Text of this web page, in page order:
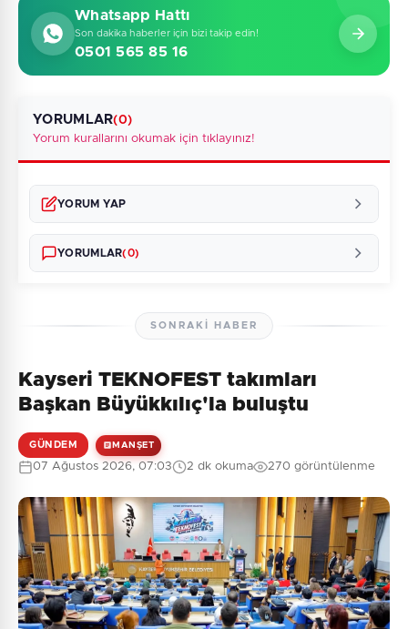
Whatsapp Hattı
Son dakika haberler için bizi takip edin!
0501 565 85 16
YORUMLAR(0)
Yorum kurallarını okumak için tıklayınız!
YORUM YAP
Güvenlik Sorusu:
3 + 2 = ?
Gönder
YORUMLAR(0)
Henüz yorum yapılmamış. İlk yorumu siz yapın!
SONRAKI HABER
Kayseri TEKNOFEST takımları
Başkan Büyükkılıç'la buluştu
GÜNDEM MANŞET
07 Ağustos 2026, 07:03 2 dk okuma 270 görüntülenme